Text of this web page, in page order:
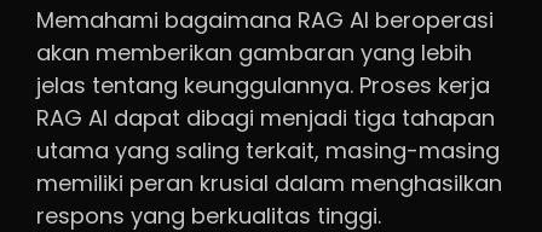
Memahami bagaimana RAG AI beroperasi
akan memberikan gambaran yang lebih
jelas tentang keunggulannya. Proses kerja
RAG AI dapat dibagi menjadi tiga tahapan
utama yang saling terkait, masing-masing
memiliki peran krusial dalam menghasilkan
respons yang berkualitas tinggi.